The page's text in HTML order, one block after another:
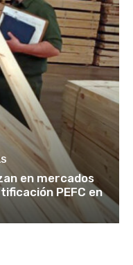
en mercados
PEFC en